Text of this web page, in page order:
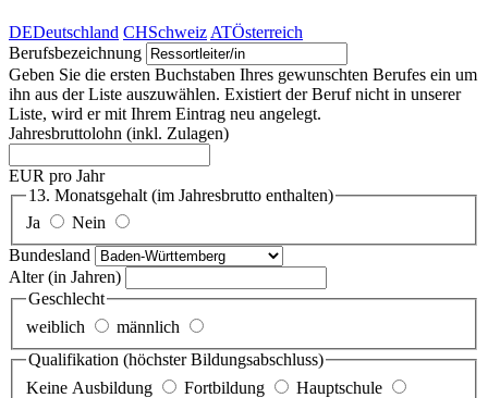
DEDeutschland CHSchweiz ATÖsterreich
Berufsbezeichnung
Geben Sie die ersten Buchstaben Ihres gewunschten Berufes ein um
ihn aus der Liste auszuwählen. Existiert der Beruf nicht in unserer
Liste, wird er mit Ihrem Eintrag neu angelegt.
Jahresbruttolohn (inkl. Zulagen)
EUR pro Jahr
13. Monatsgehalt (im Jahresbrutto enthalten)
Ja
Nein
Bundesland
Alter(in Jahren)
Geschlecht
weiblich
männlich
Qualifikation (höchster Bildungsabschluss)
Keine Ausbildung
Fortbildung
Hauptschule